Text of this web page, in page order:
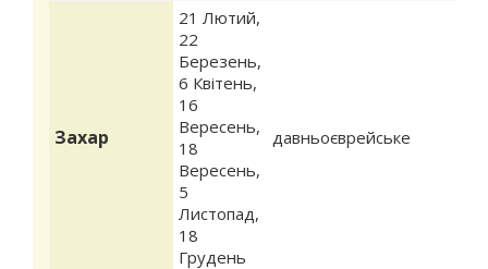
Захар
21 Лютий,
22
Березень,
6 Квітень,
16
Вересень,
18
Вересень,
5
Листопад,
18
Грудень
давньоєврейське